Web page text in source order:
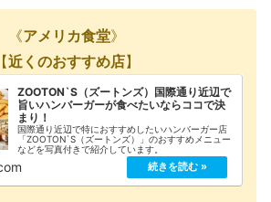
《アメリカ食堂》
【近くのおすすめ店】
ZOOTON`S（ズートンズ）国際通り近辺で
旨いハンバーガーが食べたいならココで決
まり！
国際通り近辺で特におすすめしたいハンバーガー店
「ZOOTON`S（ズートンズ）」のおすすめメニュー
などを写真付きで紹介しています。